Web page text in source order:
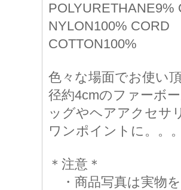
POLYURETHANE9%
NYLON100% CORD
COTTON100%
色々な場面でお使い
径約4cmのファーボ
ッグやヘアアクセサ
ワンポイントに。。
＊注意＊
・商品写真は実物